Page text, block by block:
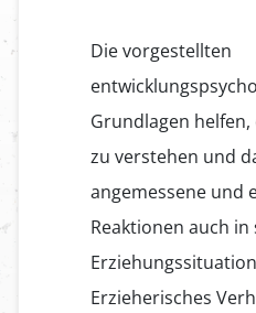
Die vorgestellten
Grundlagen
zu verstehen und
angemessene und
Reaktionen auch in
Erzieherisches